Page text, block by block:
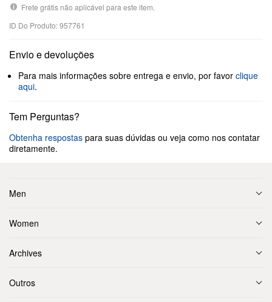
Frete grátis não aplicável para este item.
ID Do Produto: 957761
Envio e devoluções
Para mais informações sobre entrega e envio, por favor clique
aqui.
Tem Perguntas?
Obtenha respostas para suas dúvidas ou veja como nos contatar
diretamente.
Men
Women
Archives
Outros